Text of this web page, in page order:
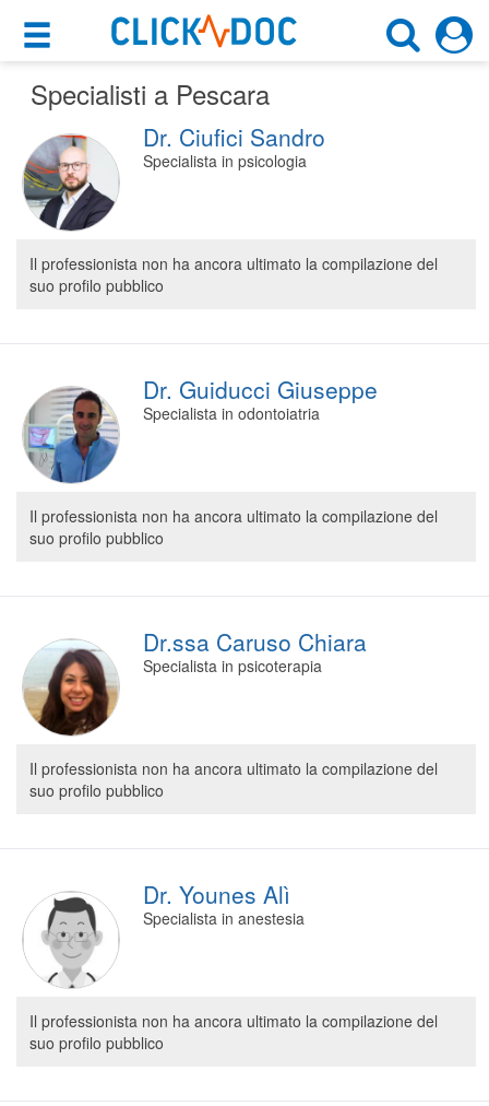
×
Motore di ricerca
×
Cerca uno specialista
Scegli specialità, prestazione o cognome
Cosa possiamo offrirti
Per i pazienti
Prenota una visita
Ricerca specialisti
Consulti online
Per gli specialisti
Prenotazioni online
Planner e rubrica in cloud
Segreteria virtuale
Specialisti a Pescara
Dr. Ciufici Sandro
Specialista in psicologia
Il professionista non ha ancora ultimato la compilazione del
suo profilo pubblico
Dr. Guiducci Giuseppe
Specialista in odontoiatria
Il professionista non ha ancora ultimato la compilazione del
suo profilo pubblico
Dr.ssa Caruso Chiara
Specialista in psicoterapia
Il professionista non ha ancora ultimato la compilazione del
suo profilo pubblico
Dr. Younes Alì
Specialista in anestesia
Il professionista non ha ancora ultimato la compilazione del
suo profilo pubblico